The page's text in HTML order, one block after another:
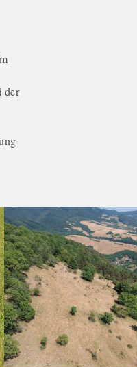
der